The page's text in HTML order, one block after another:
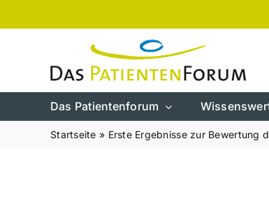
Inhalt
Das Patientenforum
Startseite » Erste Ergebnisse zur Bewertung